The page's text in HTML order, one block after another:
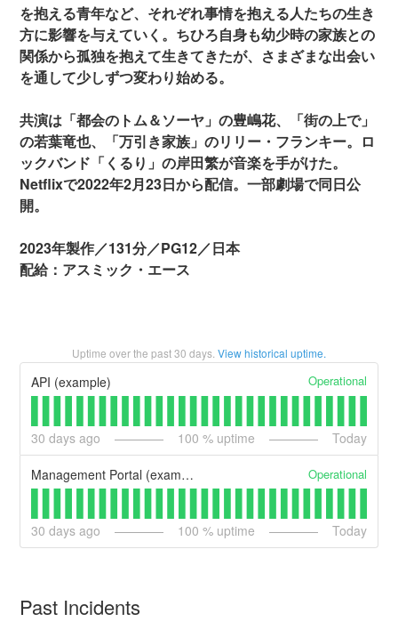
を抱える青年など、それぞれ事情を抱える人たちの生き
方に影響を与えていく。ちひろ自身も幼少時の家族との
関係から孤独を抱えて生きてきたが、さまざまな出会い
を通して少しずつ変わり始める。
共演は「都会のトム＆ソーヤ」の豊嶋花、「街の上で」
の若葉竜也、「万引き家族」のリリー・フランキー。ロ
ックバンド「くるり」の岸田繁が音楽を手がけた。
Netflixで2022年2月23日から配信。一部劇場で同日公
開。
2023年製作／131分／PG12／日本
配給：アスミック・エース
Uptime over the past30 days. View historical uptime.
API (example) Operational
30 days ago 100 % uptime Today
Management Portal (example) Operational
30 days ago 100 % uptime Today
Past Incidents